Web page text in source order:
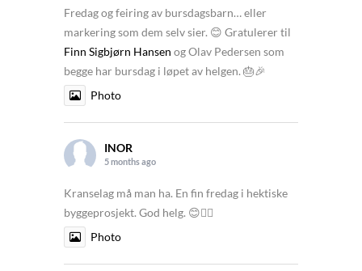
Fredag og feiring av bursdagsbarn… eller
markering som dem selv sier. 😊 Gratulerer til
Finn Sigbjørn Hansen og Olav Pedersen som
begge har bursdag i løpet av helgen. 🎂🎉
Photo
INOR
5 months ago
Kranselag må man ha. En fin fredag i hektiske
byggeprosjekt. God helg. 😊👷‍♂️
Photo